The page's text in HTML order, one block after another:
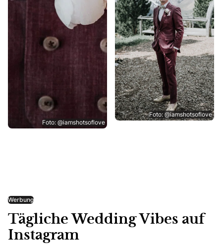
Foto: @iamshotsoflove
Foto: @iamshotsoflove
Werbung
Tägliche Wedding Vibes auf
Instagram